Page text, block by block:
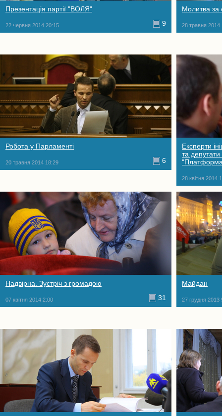
Презентація партії "ВОЛЯ"
22 червня 2014 20:15 9
Молитва за
28 травня 2014
Робота у Парламенті
20 травня 2014 18:29 6
Експерти
та
28 квітня 2014
Надвірна. Зустріч з громадою
07 квітня 2014 2:00 31
Майдан
27 грудня 2013